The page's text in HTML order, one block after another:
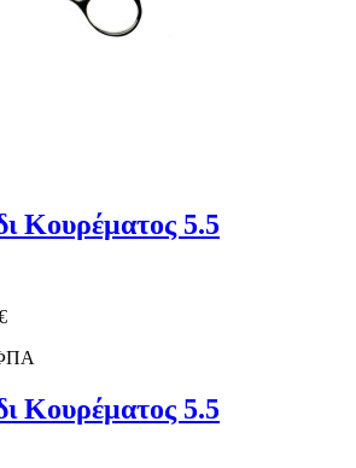
Κουρέματος 5.5
ΦΠΑ
Κουρέματος 5.5